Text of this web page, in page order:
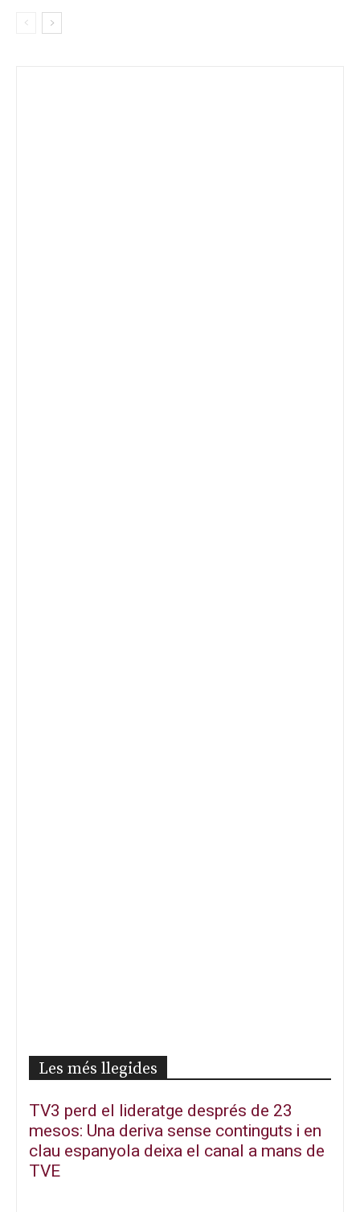
Les més llegides
TV3 perd el lideratge després de 23
mesos: Una deriva sense continguts i en
clau espanyola deixa el canal a mans de
TVE